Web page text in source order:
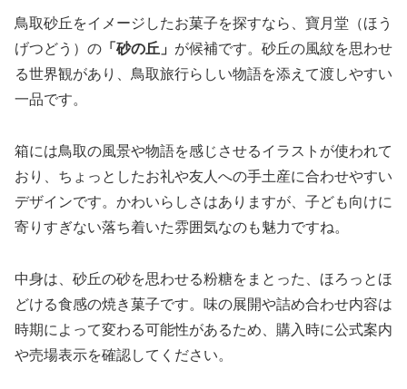
鳥取砂丘をイメージしたお菓子を探すなら、寶月堂（ほう
げつどう）の 「砂の丘」 が候補です。砂丘の風紋を思わせ
る世界観があり、鳥取旅行らしい物語を添えて渡しやすい
一品です。
箱には鳥取の風景や物語を感じさせるイラストが使われて
おり、ちょっとしたお礼や友人への手土産に合わせやすい
デザインです。かわいらしさはありますが、子ども向けに
寄りすぎない落ち着いた雰囲気なのも魅力ですね。
中身は、砂丘の砂を思わせる粉糖をまとった、ほろっとほ
どける食感の焼き菓子です。味の展開や詰め合わせ内容は
時期によって変わる可能性があるため、購入時に公式案内
や売場表示を確認してください。